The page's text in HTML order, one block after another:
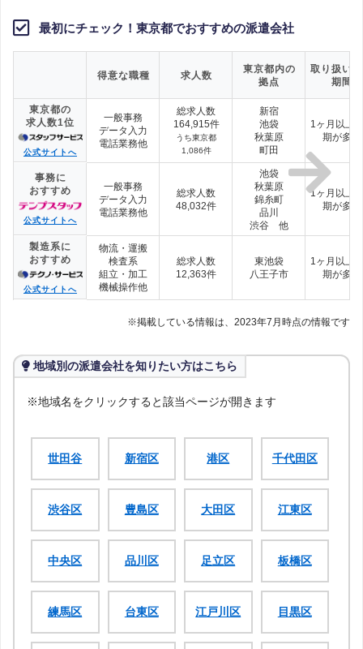
最初にチェック！東京都でおすすめの派遣会社
得意な職種 求人数
東京都内の
拠点
取り扱い
期間
東京都の
求人数1位
公式サイトへ
一般事務
データ入力
電話業務他
総求人数
164,915件
うち東京都
1,086件
新宿
池袋
秋葉原
町田
1ヶ月以上
期が多い
事務に
おすすめ
公式サイトへ
一般事務
データ入力
電話業務他
総求人数
48,032件
池袋
秋葉原
錦糸町
品川
渋谷 他
1ヶ月以上
期が多い
製造系に
おすすめ
公式サイトへ
物流・運搬
検査系
組立・加工
機械操作他
総求人数
12,363件
東池袋
八王子市
1ヶ月以上
期が多い
※掲載している情報は、2023年7月時点の情報です
地域別の派遣会社を知りたい方はこちら
※地域名をクリックすると該当ページが開きます
世田谷 新宿区 港区 千代田区
渋谷区 豊島区 大田区 江東区
中央区 品川区 足立区 板橋区
練馬区 台東区 江戸川区 目黒区